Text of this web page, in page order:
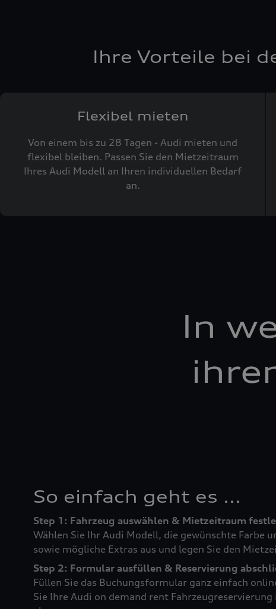
Ihre Vorteile bei
Flexibel mieten
Von einem bis zu 28 Tagen - Audi mieten und
flexibel bleiben. Passen Sie den Mietzeitraum
Ihres Audi Modell an Ihren individuellen Bedarf
an.
In
So einfach geht es ...
Step 1: Fahrzeug auswählen & Mietzeitraum
Wählen Sie Ihr Audi Modell, die gewünschte Farbe
sowie mögliche Extras aus und legen Sie den
Step 2: Formular ausfüllen & Reservierung
Füllen Sie das Buchungsformular ganz einfach
Sie Ihre Audi on demand rent